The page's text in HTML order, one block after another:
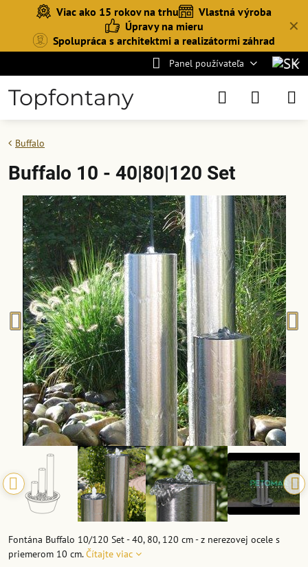
✕
Viac ako 15 rokov na trhu
Vlastná výroba
Úpravy na mieru
Spolupráca s architektmi a realizátormi záhrad
Panel používateľa
Topfontany
Buffalo
Buffalo 10 - 40|80|120 Set
Fontána Buffalo 10/120 Set - 40, 80, 120 cm - z nerezovej ocele s
priemerom 10 cm.Čítajte viac